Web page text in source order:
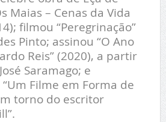
Maias – Cenas da Vida
filmou “Peregrinação”
Pinto; assinou “O Ano
Reis” (2020), a partir
Saramago; e
Filme em Forma de
torno do escritor